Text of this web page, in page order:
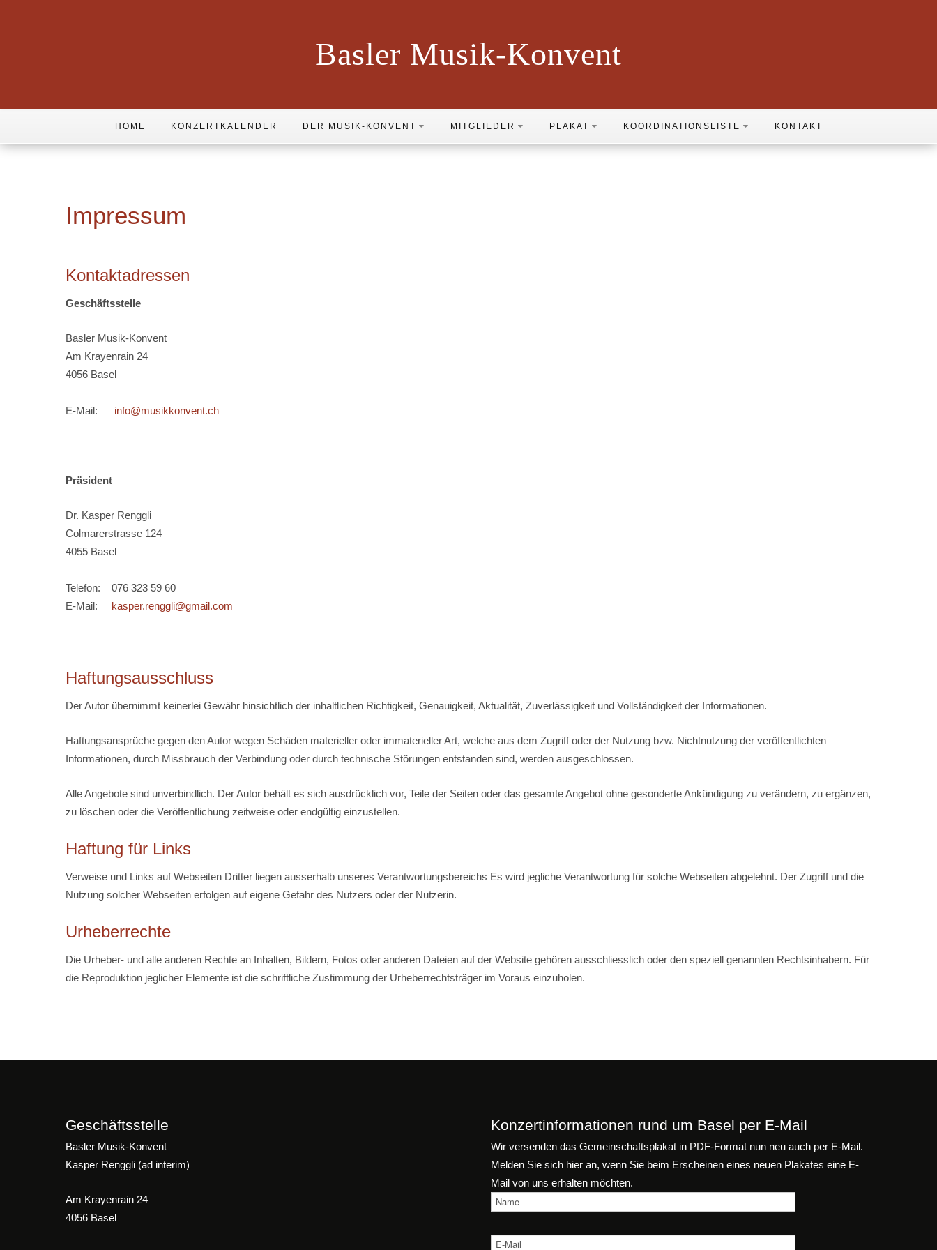
Basler Musik-Konvent
HOME KONZERTKALENDER DER MUSIK-KONVENT MITGLIEDER PLAKAT KOORDINATIONSLISTE KONTAKT
Impressum
Kontaktadressen
Geschäftsstelle
Basler Musik-Konvent
Am Krayenrain 24
4056 Basel
E-Mail: info@musikkonvent.ch
Präsident
Dr. Kasper Renggli
Colmarerstrasse 124
4055 Basel
Telefon: 076 323 59 60
E-Mail: kasper.renggli@gmail.com
Haftungsausschluss
Der Autor übernimmt keinerlei Gewähr hinsichtlich der inhaltlichen Richtigkeit, Genauigkeit, Aktualität, Zuverlässigkeit und Vollständigkeit der Informationen.
Haftungsansprüche gegen den Autor wegen Schäden materieller oder immaterieller Art, welche aus dem Zugriff oder der Nutzung bzw. Nichtnutzung der veröffentlichten
Informationen, durch Missbrauch der Verbindung oder durch technische Störungen entstanden sind, werden ausgeschlossen.
Alle Angebote sind unverbindlich. Der Autor behält es sich ausdrücklich vor, Teile der Seiten oder das gesamte Angebot ohne gesonderte Ankündigung zu verändern, zu ergänzen,
zu löschen oder die Veröffentlichung zeitweise oder endgültig einzustellen.
Haftung für Links
Verweise und Links auf Webseiten Dritter liegen ausserhalb unseres Verantwortungsbereichs Es wird jegliche Verantwortung für solche Webseiten abgelehnt. Der Zugriff und die
Nutzung solcher Webseiten erfolgen auf eigene Gefahr des Nutzers oder der Nutzerin.
Urheberrechte
Die Urheber- und alle anderen Rechte an Inhalten, Bildern, Fotos oder anderen Dateien auf der Website gehören ausschliesslich oder den speziell genannten Rechtsinhabern. Für
die Reproduktion jeglicher Elemente ist die schriftliche Zustimmung der Urheberrechtsträger im Voraus einzuholen.
Geschäftsstelle
Basler Musik-Konvent
Kasper Renggli (ad interim)
Am Krayenrain 24
4056 Basel
Konzertinformationen rund um Basel per E-Mail
Wir versenden das Gemeinschaftsplakat in PDF-Format nun neu auch per E-Mail.
Melden Sie sich hier an, wenn Sie beim Erscheinen eines neuen Plakates eine E-
Mail von uns erhalten möchten.